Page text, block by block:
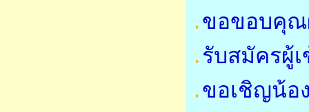
ขอขอบคุณ
รับสมัครผู้
ขอเชิญน้อ